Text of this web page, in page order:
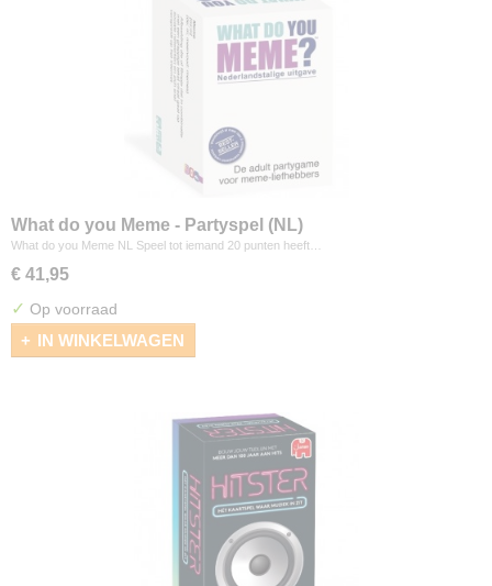
What do you Meme - Partyspel (NL)
What do you Meme NL Speel tot iemand 20 punten heeft…
€ 41,95
✓ Op voorraad
IN WINKELWAGEN